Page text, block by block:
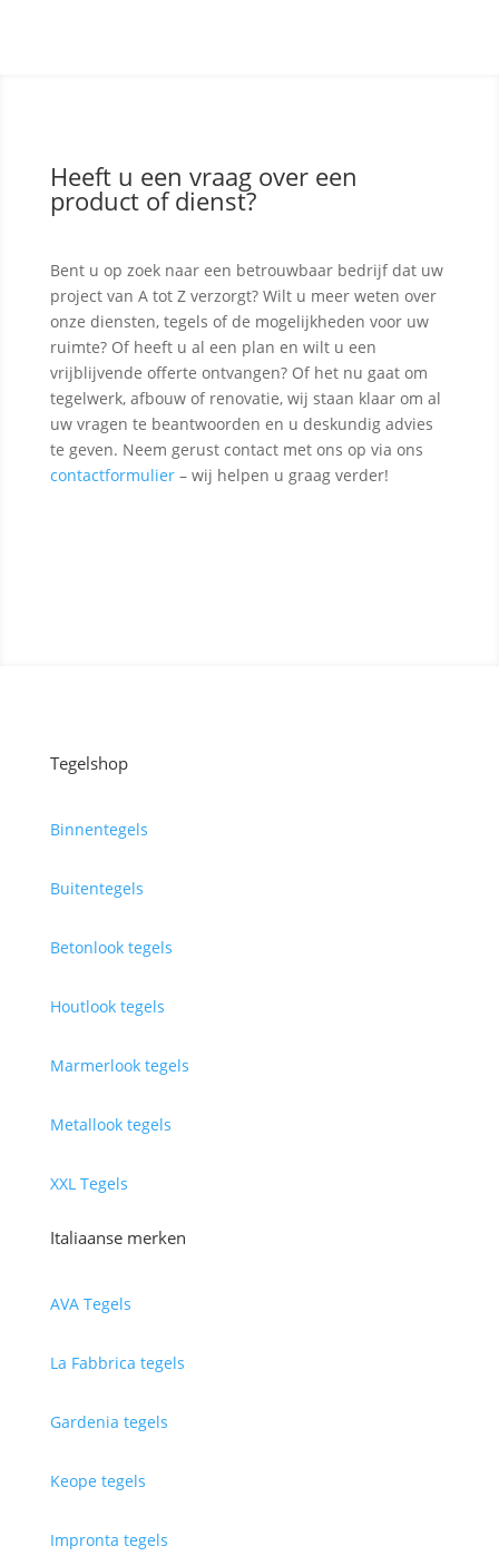
Heeft u een vraag over een
product of dienst?
Bent u op zoek naar een betrouwbaar bedrijf dat uw
project van A tot Z verzorgt? Wilt u meer weten over
onze diensten, tegels of de mogelijkheden voor uw
ruimte? Of heeft u al een plan en wilt u een
vrijblijvende offerte ontvangen? Of het nu gaat om
tegelwerk, afbouw of renovatie, wij staan klaar om al
uw vragen te beantwoorden en u deskundig advies
te geven. Neem gerust contact met ons op via ons
contactformulier– wij helpen u graag verder!
Tegelshop
Binnentegels
Buitentegels
Betonlook tegels
Houtlook tegels
Marmerlook tegels
Metallook tegels
XXL Tegels
Italiaanse merken
AVA Tegels
La Fabbrica tegels
Gardenia tegels
Keope tegels
Impronta tegels